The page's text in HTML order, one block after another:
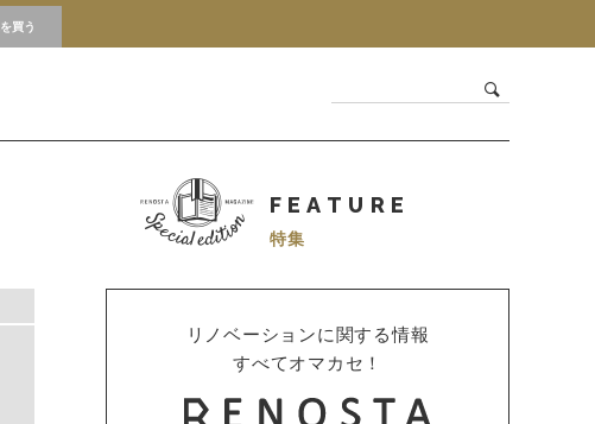
を買う
FEATURE
特集
リノベーションに関する情報
すべてオマカセ！